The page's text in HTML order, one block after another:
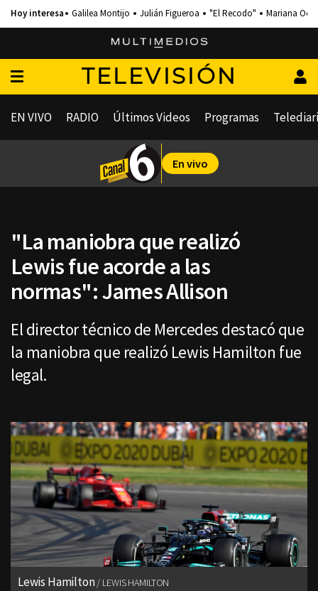
Galilea Montijo Julián Figueroa "El Recodo" Mariana
TELEVISIÓN
EN VIVO RADIO Últimos Videos Programas
En vivo
"La maniobra que realizó
Lewis fue acorde a las
normas": James Allison
El director técnico de Mercedes destacó que
la maniobra que realizó Lewis Hamilton fue
legal.
Lewis Hamilton LEWIS HAMILTON